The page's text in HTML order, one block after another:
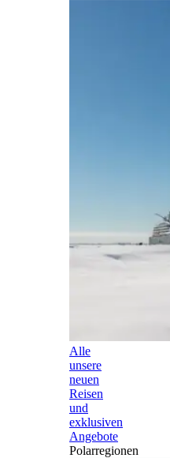
Alle
unsere
neuen
Reisen
und
exklusiven
Angebote
Polarregionen